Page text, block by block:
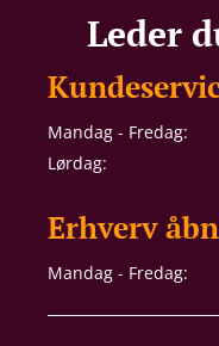
Leder
Mandag - Fredag:
Lørdag:
Erhverv
Mandag - Fredag: